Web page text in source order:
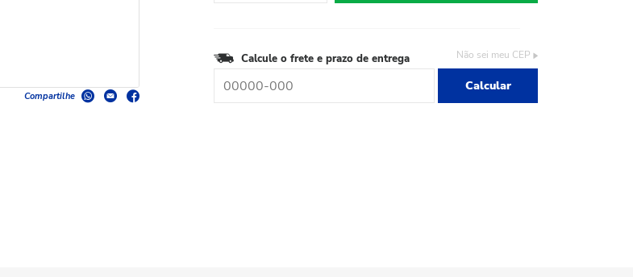
Compartilhe
Calcule o frete e prazo de entrega Não sei meu CEP
Calcular